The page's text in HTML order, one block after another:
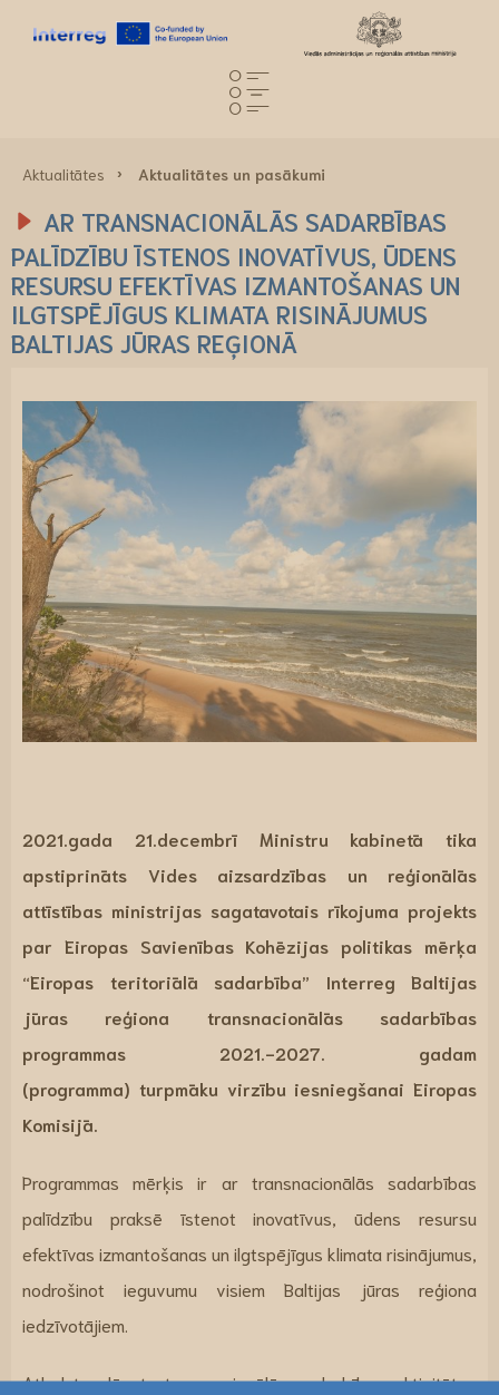
Aktualitātes Aktualitātes un pasākumi
AR TRANSNACIONĀLĀS SADARBĪBAS
PALĪDZĪBU ĪSTENOS INOVATĪVUS, ŪDENS
RESURSU EFEKTĪVAS IZMANTOŠANAS UN
ILGTSPĒJĪGUS KLIMATA RISINĀJUMUS
BALTIJAS JŪRAS REĢIONĀ
2021.gada 21.decembrī Ministru kabinetā tika
apstiprināts Vides aizsardzības un reģionālās
attīstības ministrijas sagatavotais rīkojuma projekts
par Eiropas Savienības Kohēzijas politikas mērķa
“Eiropas teritoriālā sadarbība” Interreg Baltijas
jūras reģiona transnacionālās sadarbības
programmas 2021.-2027. gadam
(programma) turpmāku virzību iesniegšanai Eiropas
Komisijā.
Programmas mērķis ir ar transnacionālās sadarbības
palīdzību praksē īstenot inovatīvus, ūdens resursu
efektīvas izmantošanas un ilgtspējīgus klimata risinājumus,
nodrošinot ieguvumu visiem Baltijas jūras reģiona
iedzīvotājiem.
Atbalsts plānots transnacionālās sadarbības aktivitātes